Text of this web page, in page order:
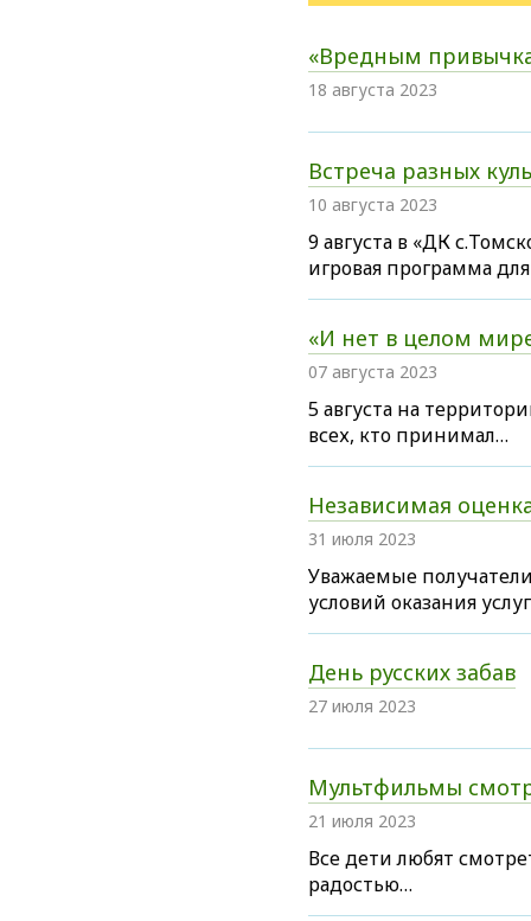
«Вредным
18 августа 2023
Встреча разных
10 августа 2023
9 августа в «ДК
игровая программа
«И нет в целом
07 августа 2023
5 августа на
всех, кто принимал…
Независимая
31 июля 2023
Уважаемые
условий оказания
День русских забав
27 июля 2023
Мультфильмы
21 июля 2023
Все дети любят
радостью…